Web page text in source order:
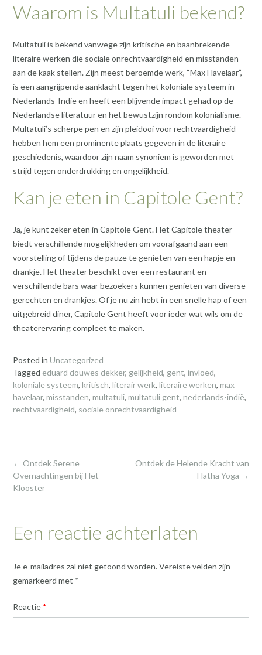
Waarom is Multatuli bekend?
Multatuli is bekend vanwege zijn kritische en baanbrekende
literaire werken die sociale onrechtvaardigheid en misstanden
aan de kaak stellen. Zijn meest beroemde werk, “Max Havelaar”,
is een aangrijpende aanklacht tegen het koloniale systeem in
Nederlands-Indië en heeft een blijvende impact gehad op de
Nederlandse literatuur en het bewustzijn rondom kolonialisme.
Multatuli’s scherpe pen en zijn pleidooi voor rechtvaardigheid
hebben hem een prominente plaats gegeven in de literaire
geschiedenis, waardoor zijn naam synoniem is geworden met
strijd tegen onderdrukking en ongelijkheid.
Kan je eten in Capitole Gent?
Ja, je kunt zeker eten in Capitole Gent. Het Capitole theater
biedt verschillende mogelijkheden om voorafgaand aan een
voorstelling of tijdens de pauze te genieten van een hapje en
drankje. Het theater beschikt over een restaurant en
verschillende bars waar bezoekers kunnen genieten van diverse
gerechten en drankjes. Of je nu zin hebt in een snelle hap of een
uitgebreid diner, Capitole Gent heeft voor ieder wat wils om de
theaterervaring compleet te maken.
Posted in Uncategorized
Tagged eduard douwes dekker, gelijkheid, gent, invloed,
koloniale systeem, kritisch, literair werk, literaire werken, max
havelaar, misstanden, multatuli, multatuli gent, nederlands-indië,
rechtvaardigheid, sociale onrechtvaardigheid
Post
navigation
Ontdek de Helende Kracht van
Hatha Yoga →
← Ontdek Serene
Overnachtingen bij Het
Klooster
Een reactie achterlaten
Je e-mailadres zal niet getoond worden.Vereiste velden zijn
gemarkeerd met *
Reactie *